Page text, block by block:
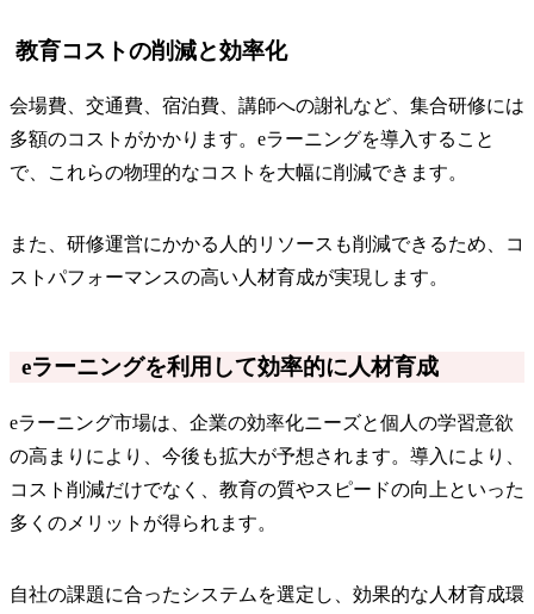
教育コストの削減と効率化
会場費、交通費、宿泊費、講師への謝礼など、集合研修には
多額のコストがかかります。eラーニングを導入すること
で、これらの物理的なコストを大幅に削減できます。
また、研修運営にかかる人的リソースも削減できるため、コ
ストパフォーマンスの高い人材育成が実現します。
eラーニングを利用して効率的に人材育成
eラーニング市場は、企業の効率化ニーズと個人の学習意欲
の高まりにより、今後も拡大が予想されます。導入により、
コスト削減だけでなく、教育の質やスピードの向上といった
多くのメリットが得られます。
自社の課題に合ったシステムを選定し、効果的な人材育成環